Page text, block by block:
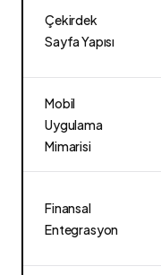
Çekirdek
Sayfa Yapısı
Mobil
Uygulama
Mimarisi
Finansal
Entegrasyon